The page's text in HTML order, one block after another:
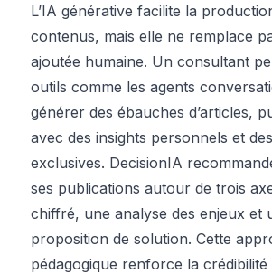
L’IA générative facilite la
contenus, mais elle ne remplace
ajoutée humaine. Un consultant
outils comme les agents
générer des ébauches d’articles,
avec des insights personnels et
exclusives. DecisionIA
ses publications autour de trois
chiffré, une analyse des enjeux et
proposition de solution. Cette
pédagogique renforce la